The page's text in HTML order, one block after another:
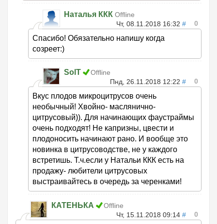
Наталья ККК Offline
Чт, 08.11.2018 16:32 # 0
Спасибо! Обязательно напишу когда
созреет:)
SolT
Offline
Пнд, 26.11.2018 12:22 # 0
Вкус плодов микроцитрусов очень
необычный! Хвойно- маслянично-
цитрусовый)). Для начинающих фаустраймы
очень подходят! Не капризны, цвести и
плодоносить начинают рано. И вообще это
новинка в цитрусоводстве, не у каждого
встретишь. Т.ч.если у Натальи ККК есть на
продажу- любители цитрусовых
выстраивайтесь в очередь за черенками!
КАТЕНЬКА
Offline
Чт, 15.11.2018 09:14 # 0